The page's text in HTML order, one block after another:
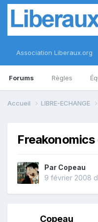
Association Liberaux.org
Forums Règles
Accueil LIBRE-ECHANGE
Par Copeau
9 février 2008
Copeau